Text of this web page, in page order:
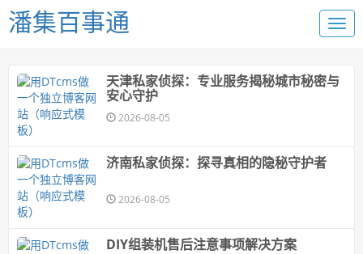
潘集百事通
天津私家侦探：专业服务揭秘城市秘密与
安心守护
2026-08-05
济南私家侦探：探寻真相的隐秘守护者
2026-08-05
DIY组装机售后注意事项解决方案